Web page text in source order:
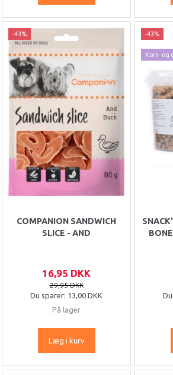
-43%
COMPANION SANDWICH
SLICE - AND
16,95 DKK
29,95 DKK
Du sparer: 13,00 DKK
På lager
Læg i kurv
-43%
Korn- og